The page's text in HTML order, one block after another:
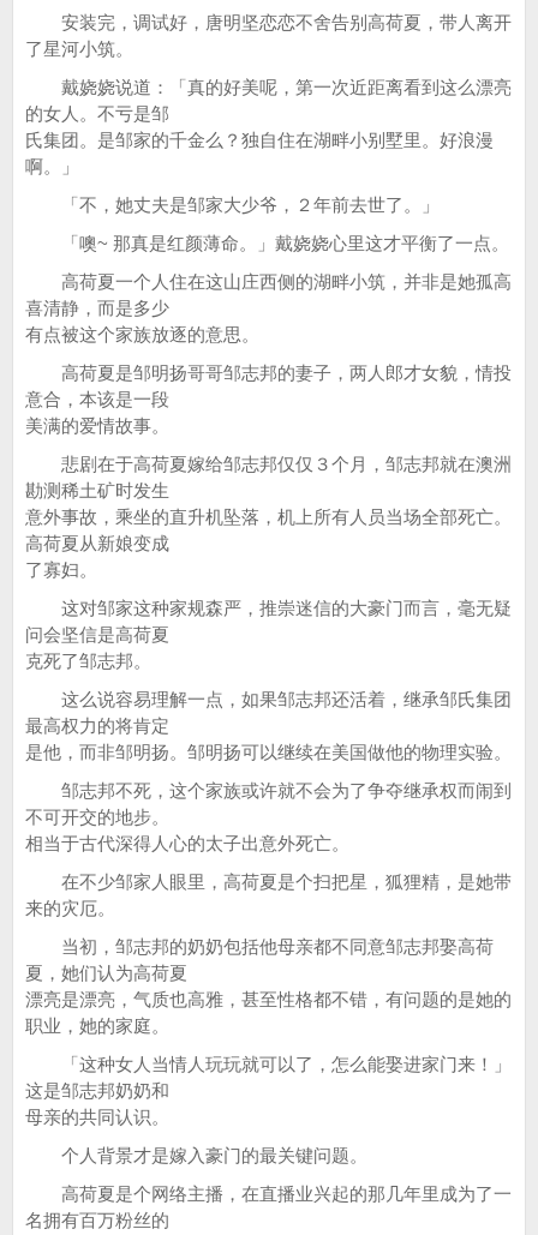
安装完，调试好，唐明坚恋恋不舍告别高荷夏，带人离开
了星河小筑。
戴娆娆说道：「真的好美呢，第一次近距离看到这么漂亮
的女人。不亏是邹
氏集团。是邹家的千金么？独自住在湖畔小别墅里。好浪漫
啊。」
「不，她丈夫是邹家大少爷，２年前去世了。」
「噢~ 那真是红颜薄命。」戴娆娆心里这才平衡了一点。
高荷夏一个人住在这山庄西侧的湖畔小筑，并非是她孤高
喜清静，而是多少
有点被这个家族放逐的意思。
高荷夏是邹明扬哥哥邹志邦的妻子，两人郎才女貌，情投
意合，本该是一段
美满的爱情故事。
悲剧在于高荷夏嫁给邹志邦仅仅３个月，邹志邦就在澳洲
勘测稀土矿时发生
意外事故，乘坐的直升机坠落，机上所有人员当场全部死亡。
高荷夏从新娘变成
了寡妇。
这对邹家这种家规森严，推崇迷信的大豪门而言，毫无疑
问会坚信是高荷夏
克死了邹志邦。
这么说容易理解一点，如果邹志邦还活着，继承邹氏集团
最高权力的将肯定
是他，而非邹明扬。邹明扬可以继续在美国做他的物理实验。
邹志邦不死，这个家族或许就不会为了争夺继承权而闹到
不可开交的地步。
相当于古代深得人心的太子出意外死亡。
在不少邹家人眼里，高荷夏是个扫把星，狐狸精，是她带
来的灾厄。
当初，邹志邦的奶奶包括他母亲都不同意邹志邦娶高荷
夏，她们认为高荷夏
漂亮是漂亮，气质也高雅，甚至性格都不错，有问题的是她的
职业，她的家庭。
「这种女人当情人玩玩就可以了，怎么能娶进家门来！」
这是邹志邦奶奶和
母亲的共同认识。
个人背景才是嫁入豪门的最关键问题。
高荷夏是个网络主播，在直播业兴起的那几年里成为了一
名拥有百万粉丝的